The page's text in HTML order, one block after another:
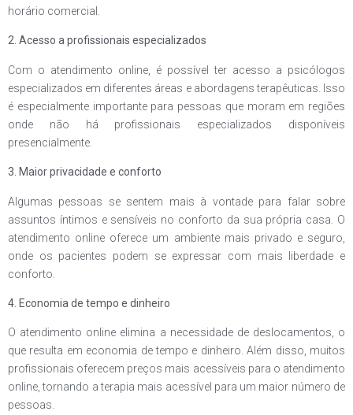
horário comercial.
2. Acesso a profissionais especializados
Com o atendimento online, é possível ter acesso a psicólogos
especializados em diferentes áreas e abordagens terapêuticas. Isso
é especialmente importante para pessoas que moram em regiões
onde não há profissionais especializados disponíveis
presencialmente.
3. Maior privacidade e conforto
Algumas pessoas se sentem mais à vontade para falar sobre
assuntos íntimos e sensíveis no conforto da sua própria casa. O
atendimento online oferece um ambiente mais privado e seguro,
onde os pacientes podem se expressar com mais liberdade e
conforto.
4. Economia de tempo e dinheiro
O atendimento online elimina a necessidade de deslocamentos, o
que resulta em economia de tempo e dinheiro. Além disso, muitos
profissionais oferecem preços mais acessíveis para o atendimento
online, tornando a terapia mais acessível para um maior número de
pessoas.